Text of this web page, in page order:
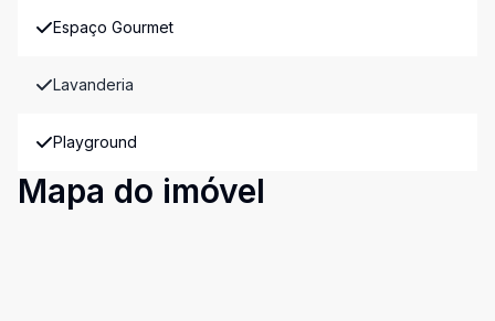
Espaço Gourmet
Lavanderia
Playground
Mapa do imóvel